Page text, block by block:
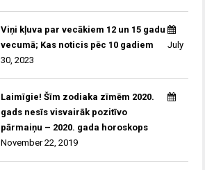
Viņi kļuva par vecākiem 12 un 15 gadu
vecumā; Kas noticis pēc 10 gadiem
July
30, 2023
Laimīgie! Šīm zodiaka zīmēm 2020.
gads nesīs visvairāk pozitīvo
pārmaiņu – 2020. gada horoskops
November 22, 2019